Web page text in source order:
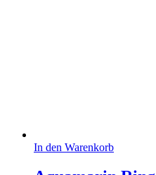
In den Warenkorb